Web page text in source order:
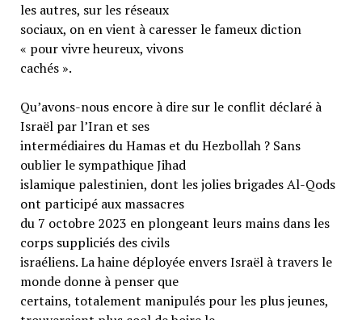
les autres, sur les réseaux
sociaux, on en vient à caresser le fameux diction
« pour vivre heureux, vivons
cachés ».
Qu’avons-nous encore à dire sur le conflit déclaré à
Israël par l’Iran et ses
intermédiaires du Hamas et du Hezbollah ? Sans
oublier le sympathique Jihad
islamique palestinien, dont les jolies brigades Al-Qods
ont participé aux massacres
du 7 octobre 2023 en plongeant leurs mains dans les
corps suppliciés des civils
israéliens. La haine déployée envers Israël à travers le
monde donne à penser que
certains, totalement manipulés pour les plus jeunes,